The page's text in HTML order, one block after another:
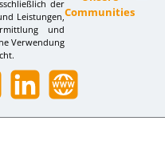
der
Leistungen,
und
Verwendung
Communities
LinkedIn Website